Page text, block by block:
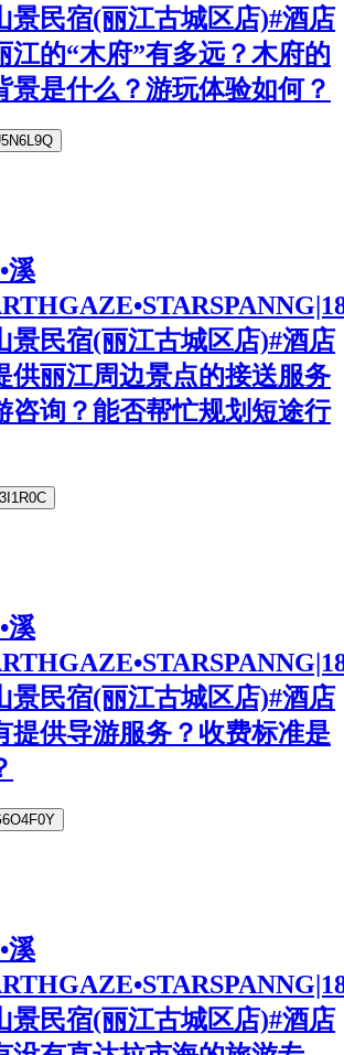
景民宿(丽江古城区店)#酒店
江的“木府”有多远？木府的
景是什么？游玩体验如何？
溪
景民宿(丽江古城区店)#酒店
供丽江周边景点的接送服务
咨询？能否帮忙规划短途行
溪
景民宿(丽江古城区店)#酒店
提供导游服务？收费标准是
溪
景民宿(丽江古城区店)#酒店